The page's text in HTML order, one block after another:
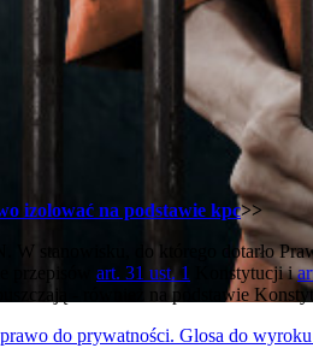
izolować na podstawie kpc>>
W stanowisku, do którego dotarło
przepisów art. 31 ust. 1 Konstytucji i
- również na podstawie
do prywatności. Glosa do